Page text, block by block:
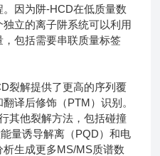
因为阱-HCD在低质量数
立的离子阱系统可以利用
包括需要串联质量标签
裂解提供了更高的序列覆
译后修饰（PTM）识别。
其他裂解方法，包括碰撞
量诱导解离（PQD）和电
生成更多MS/MS质谱数